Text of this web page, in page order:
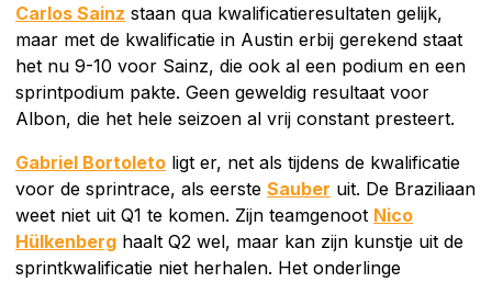
Carlos Sainz staan qua kwalificatieresultaten gelijk,
maar met de kwalificatie in Austin erbij gerekend staat
het nu 9-10 voor Sainz, die ook al een podium en een
sprintpodium pakte. Geen geweldig resultaat voor
Albon, die het hele seizoen al vrij constant presteert.
Gabriel Bortoleto ligt er, net als tijdens de kwalificatie
voor de sprintrace, als eerste Sauber uit. De Braziliaan
weet niet uit Q1 te komen. Zijn teamgenoot Nico
Hülkenberg haalt Q2 wel, maar kan zijn kunstje uit de
sprintkwalificatie niet herhalen. Het onderlinge